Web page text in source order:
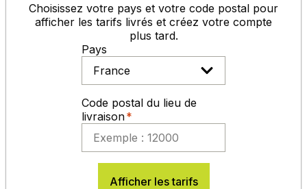
Insecticide MOUXINE APPATS GB
Choisissez votre pays et votre code postal pour
afficher les tarifs livrés et créez votre compte
plus tard.
Pays
Code postal du lieu de
livraison
Afficher les tarifs